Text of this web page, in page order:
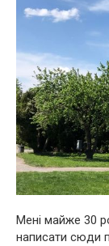
Мені майже 30
написати сюди